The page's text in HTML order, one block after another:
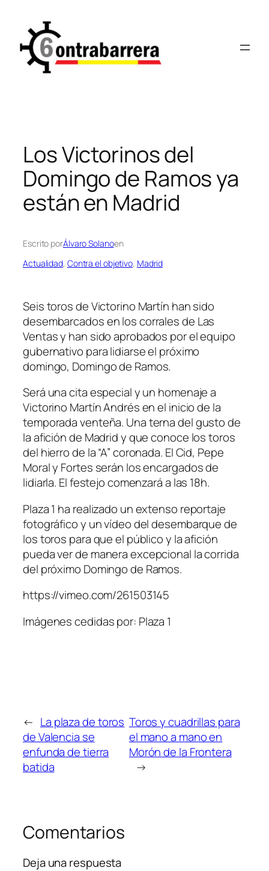
contenido
Los Victorinos del
Domingo de Ramos ya
están en Madrid
Escrito porÁlvaro Solanoen
Actualidad, Contra el objetivo, Madrid
Seis toros de Victorino Martín han sido
desembarcados en los corrales de Las
Ventas y han sido aprobados por el equipo
gubernativo para lidiarse el próximo
domingo, Domingo de Ramos.
Será una cita especial y un homenaje a
Victorino Martín Andrés en el inicio de la
temporada venteña. Una terna del gusto de
la afición de Madrid y que conoce los toros
del hierro de la “A” coronada. El Cid, Pepe
Moral y Fortes serán los encargados de
lidiarla. El festejo comenzará a las 18h.
Plaza 1 ha realizado un extenso reportaje
fotográfico y un vídeo del desembarque de
los toros para que el público y la afición
pueda ver de manera excepcional la corrida
del próximo Domingo de Ramos.
https://vimeo.com/261503145
Imágenes cedidas por: Plaza 1
← La plaza de toros
de Valencia se
enfunda de tierra
batida
Toros y cuadrillas para
el mano a mano en
Morón de la Frontera
→
Comentarios
Deja una respuesta